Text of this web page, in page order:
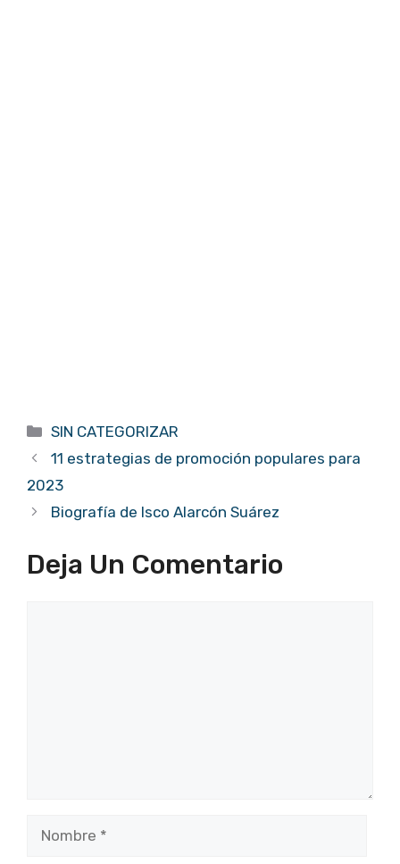
Categorías
SIN CATEGORIZAR
11 estrategias de promoción populares para
2023
Biografía de Isco Alarcón Suárez
Deja Un Comentario